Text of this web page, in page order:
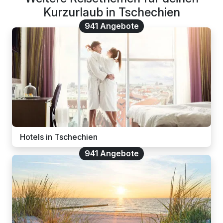
Kurzurlaub in Tschechien
941 Angebote
Hotels in Tschechien
941 Angebote